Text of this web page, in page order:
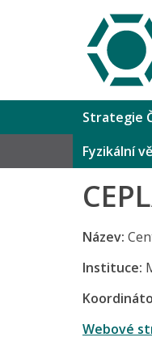
Strategie
Fyzikální
Název:
Instituce:
Webové